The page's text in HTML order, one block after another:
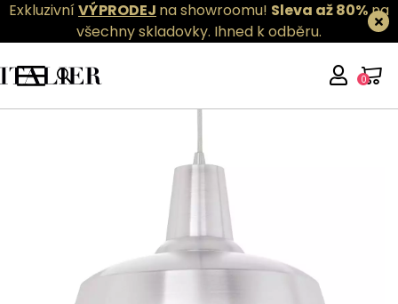
ExkluzivníVÝPRODEJ na showroomu! Sleva až 80%na
všechny skladovky. Ihned k odběru.
0